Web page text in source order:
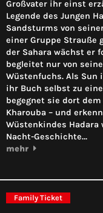
Großvater ihr einst
Legende des Jungen
Sandsturms von
einer Gruppe Strauße
der Sahara wächst er
begleitet nur von
Wüstenfuchs. Als Sun
ihr Buch selbst zu
begegnet sie dort
Kharouba – und
Wüstenkindes
Nacht-Geschichte…
mehr
Family Ticket